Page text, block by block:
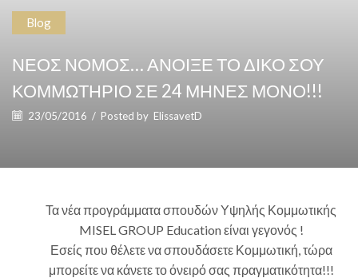
Blog
ΝΕΟΣ ΝΟΜΟΣ… ΑΝΟΙΞΕ ΤΟ ΔΙΚΟ ΣΟΥ
ΚΟΜΜΩΤΗΡΙΟ ΣΕ 24 ΜΗΝΕΣ ΜΟΝΟ!!!
23/05/2016 / Posted by ElissavetD
Τα νέα προγράμματα σπουδών Υψηλής Κομμωτικής
MISEL GROUP Education είναι γεγονός !
Εσείς που θέλετε να σπουδάσετε Κομμωτική, τώρα
μπορείτε να κάνετε το όνειρό σας πραγματικότητα!!!